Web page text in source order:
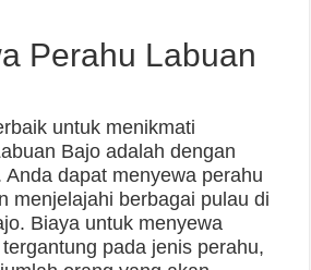
Perahu Labuan
untuk menikmati
Bajo adalah dengan
Anda dapat menyewa perahu
menjelajahi berbagai pulau di
Biaya untuk menyewa
pada jenis perahu,